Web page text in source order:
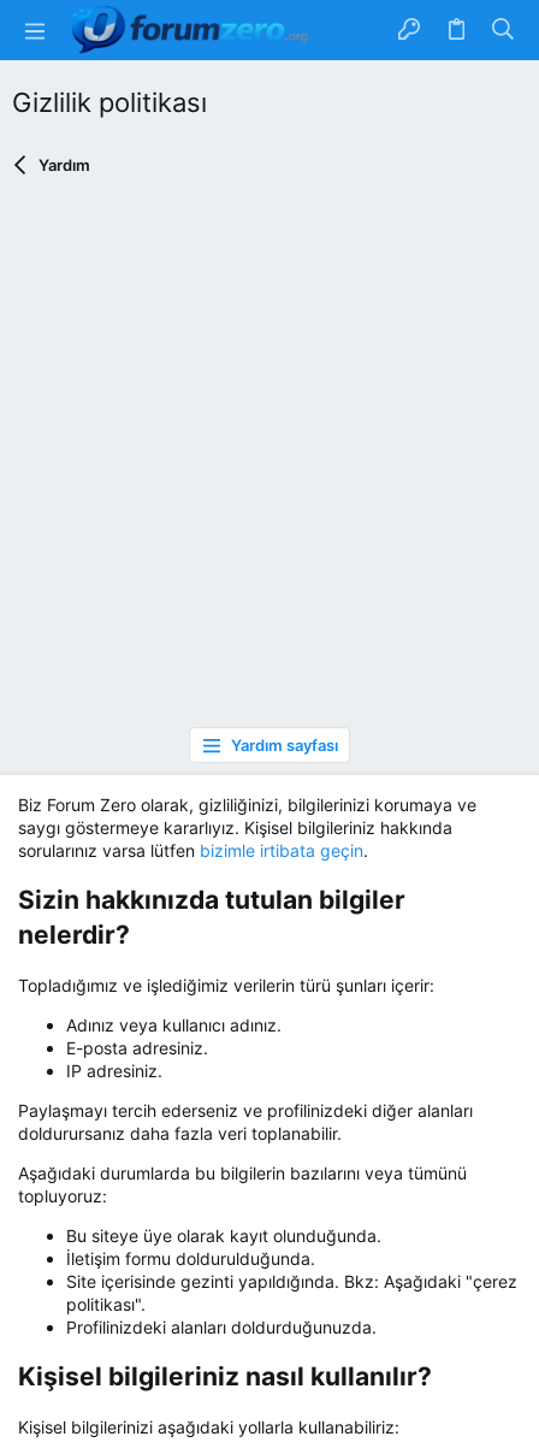
Gizlilik politikası
Yardım
Yardım sayfası
Biz Forum Zero olarak, gizliliğinizi, bilgilerinizi korumaya ve
saygı göstermeye kararlıyız. Kişisel bilgileriniz hakkında
sorularınız varsa lütfen bizimle irtibata geçin.
Sizin hakkınızda tutulan bilgiler
nelerdir?
Topladığımız ve işlediğimiz verilerin türü şunları içerir:
Adınız veya kullanıcı adınız.
E-posta adresiniz.
IP adresiniz.
Paylaşmayı tercih ederseniz ve profilinizdeki diğer alanları
doldurursanız daha fazla veri toplanabilir.
Aşağıdaki durumlarda bu bilgilerin bazılarını veya tümünü
topluyoruz:
Bu siteye üye olarak kayıt olunduğunda.
İletişim formu doldurulduğunda.
Site içerisinde gezinti yapıldığında. Bkz: Aşağıdaki "çerez
politikası".
Profilinizdeki alanları doldurduğunuzda.
Kişisel bilgileriniz nasıl kullanılır?
Kişisel bilgilerinizi aşağıdaki yollarla kullanabiliriz: